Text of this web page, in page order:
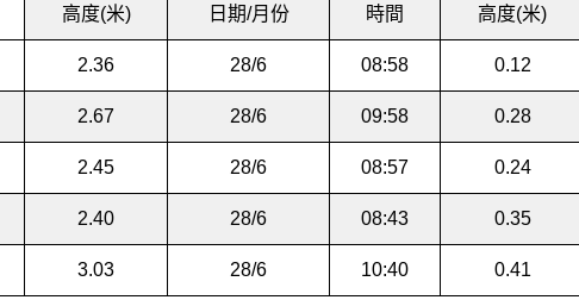
高度(米) 日期/月份 時間 高度(米)
2.36 28/6 08:58 0.12
2.67 28/6 09:58 0.28
2.45 28/6 08:57 0.24
2.40 28/6 08:43 0.35
3.03 28/6 10:40 0.41